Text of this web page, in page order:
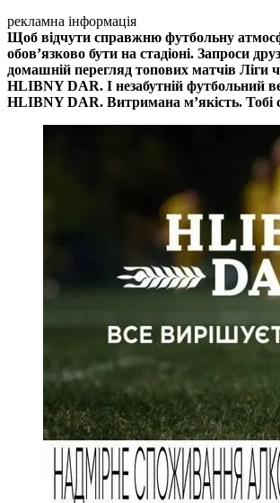
рекламна інформація
Щоб відчути справжню футбольну
обов’язково бути на стадіоні. Запроси
домашній перегляд топових матчів Ліги
HLIBNY DAR. І незабутній футбольний
HLIBNY DAR. Витримана мʼякість. Тобі